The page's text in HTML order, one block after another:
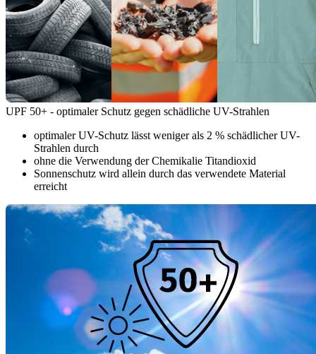
UPF 50+ - optimaler Schutz gegen schädliche UV-Strahlen
optimaler UV-Schutz lässt weniger als 2 % schädlicher UV-
Strahlen durch
ohne die Verwendung der Chemikalie Titandioxid
Sonnenschutz wird allein durch das verwendete Material
erreicht